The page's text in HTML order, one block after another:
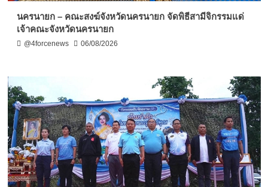
นครนายก – คณะสงฆ์จังหวัดนครนายก จัดพิธีสามีจิกรรมแด่
เจ้าคณะจังหวัดนครนายก
@4forcenews 06/08/2026